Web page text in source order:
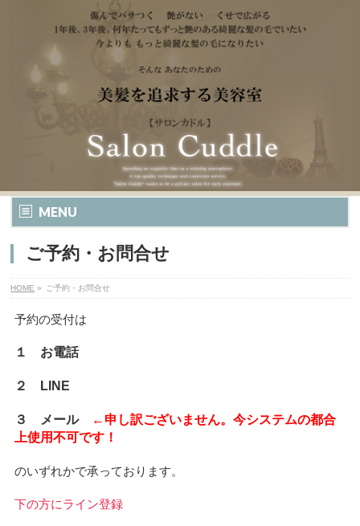
MENU
ご予約・お問合せ
HOME » ご予約・お問合せ
予約の受付は
１ お電話
２ LINE
３ メール
←申し訳ございません。今システムの都合
上使用不可です！
のいずれかで承っております。
下の方にライン登録